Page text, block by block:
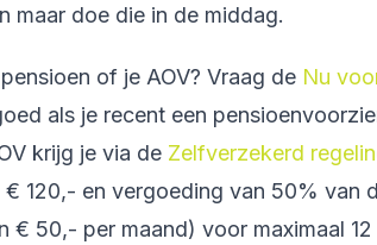
maar doe die in de middag.
of je AOV? Vraag de Nu
als je recent een
krijg je via de Zelfverzekerd
120,- en vergoeding van 50% van
€ 50,- per maand) voor maximaal 12